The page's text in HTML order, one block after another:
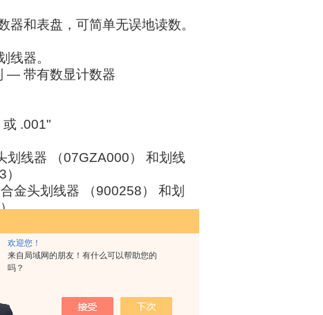
欢迎您！
来自局域网的朋友！有什么可以帮助您的
吗？
器和表盘，可简单无误地读数。
线器。
— 带有数显计数器
.001"
线器 （07GZA000） 和划线
金头划线器 （900258） 和划
定杆 （长度 : 50mm）
固定杆 （长度 :100mm）
定杆 （长度 : 2"）
定杆 （长度 : 4"）
用的旋转夹钳 （公制型）